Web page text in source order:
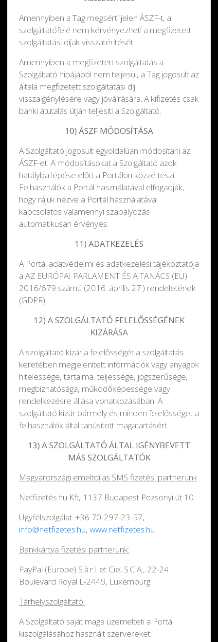
Amennyiben a Tag megsérti jelen ÁSZF-t, a
szolgáltatófelé nem kérvényezheti a megfizetett
szolgáltatási díjak visszatérítését.
Amennyiben a megfizetett szolgáltatás a
Szolgáltató hibájából nem teljesül, a Tag jogosult az
általa megfizetett szolgáltatási díj
visszaigénylésére vagy jóváírására. A kifizetés csak
banki átutalás útján teljesíti a Szolgáltató.
10) ÁSZF MÓDOSÍTÁSA
A Szolgáltató jogosult egyoldalúan módosítani az
ÁSZF-et. A módosításokat a Szolgáltató azok
hatályba lépése előtt a Portálon közzé teszi.
Felhasználók a Portál használatával elfogadják,
hogy rájuk nézve a Portál használatával
kapcsolatos valamennyi szabályozás
automatikusan érvényes.
11) ADATKEZELÉS
A Portál adatvédelmi és adatkezelési tájékoztatója
a AZ EURÓPAI PARLAMENT ÉS A TANÁCS (EU)
2016/679 számú (2016. április 27.) rendeletének
(GDPR).
12) A SZOLGÁLTATÓ FELELŐSSÉGÉNEK
KIZÁRÁSA
A szolgáltató kizárja felelősségét a szolgáltatás
keretében megjelenített információk vagy anyagok
hitelessége, tartalma, teljessége, jogszerűsége,
megbízhatósága, működőképessége vagy
rendelkezésre állása vonatkozásában. A
szolgáltató kizár bármely és minden felelősséget a
felhasználók által tanúsított magatartásért.
13) A SZOLGÁLTATÓ ÁLTAL IGÉNYBEVETT
MÁS SZOLGÁLTATÓK
Magyarországi emeltdíjas SMS fizetési partnerünk
Netfizetés.hu Kft, 1137 Budapest Pozsonyi út 10.
Ügyfélszolgálat: +36 70-297-23-57,
info@netfizetes.hu, www.netfizetes.hu
Bankkártya fizetési partnerünk:
PayPal (Europe) S.à.r.l. et Cie, S.C.A., 22-24
Boulevard Royal L-2449, Luxemburg
Tárhelyszolgáltató:
A Szolgáltató saját maga üzemelteti a Portál
kiszolgálásához használt szervereket.